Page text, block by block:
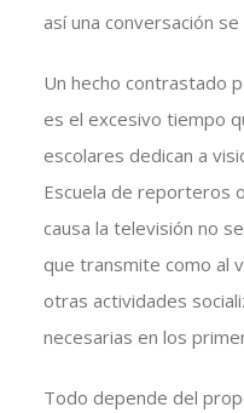
así una conversación se
Un hecho contrastado
es el excesivo tiempo
escolares dedican a
Escuela de reporteros
causa la televisión no
que transmite como al
otras actividades
necesarias en los
Todo depende del